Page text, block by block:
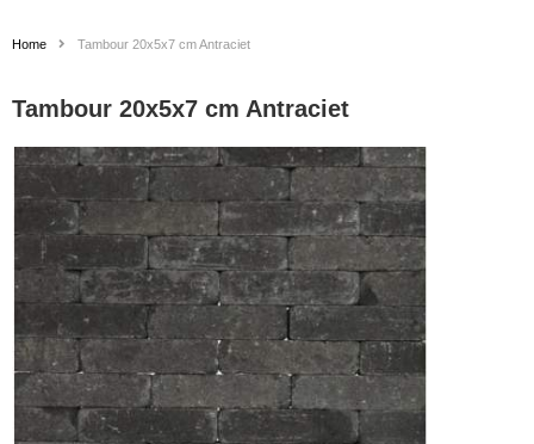
Home Tambour 20x5x7 cm Antraciet
Tambour 20x5x7 cm Antraciet